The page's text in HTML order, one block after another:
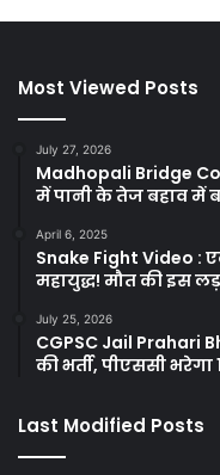
Most Viewed Posts
July 27, 2026
Madhopali Bridge
में पानी के तेज बहाव में
April 6, 2025
Snake Fight Video :
महायुद्ध! मौत की इस
July 25, 2026
CGPSC Jail Prahari
की भर्ती, पीएससी
Last Modified Posts